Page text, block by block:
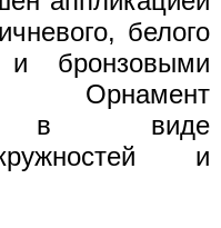
белого
бронзовыми
в виде
и